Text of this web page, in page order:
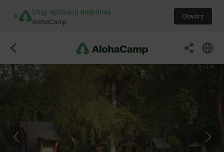
Użyj aplikacji mobilnej
AlohaCamp
Otwórz